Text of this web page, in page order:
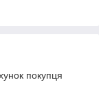
покупця